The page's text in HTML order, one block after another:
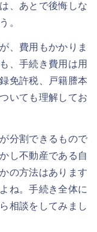
、あとで後悔しな
。
、費用もかかりま
、手続き費用は用
免許税、戸籍謄本
いても理解してお
分割できるもので
し不動産である自
の方法はあります
ね。手続き全体に
相談をしてみまし